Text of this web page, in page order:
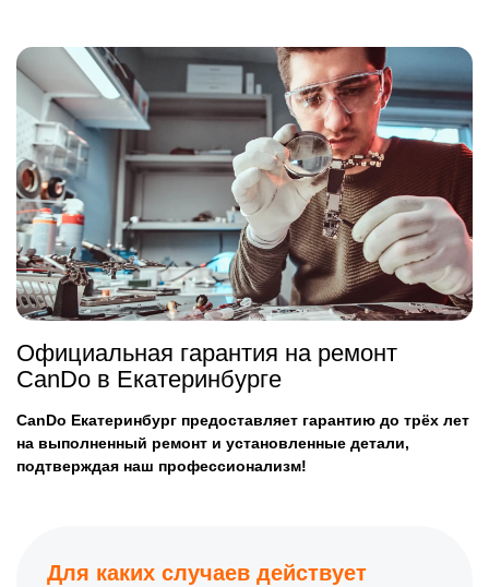
Официальная гарантия на ремонт
CanDo в Екатеринбурге
CanDo Екатеринбург предоставляет гарантию до трёх лет
на выполненный ремонт и установленные детали,
подтверждая наш профессионализм!
Для каких случаев действует